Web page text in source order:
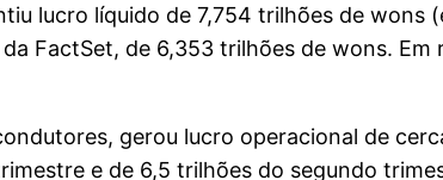
lucro líquido de 7,754 trilhões de wons
FactSet, de 6,353 trilhões de wons.
gerou lucro operacional de
e de 6,5 trilhões do segundo